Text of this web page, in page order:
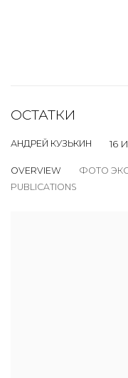
ОСТАТКИ
АНДРЕЙ КУЗЬКИН 16
OVERVIEW ФОТО
PUBLICATIONS